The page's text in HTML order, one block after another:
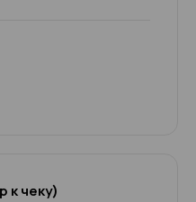
к чеку)